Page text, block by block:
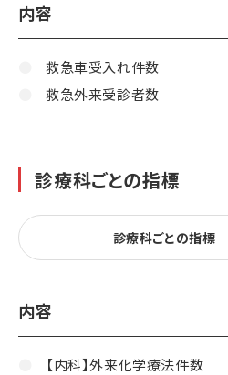
内容
救急車受入れ件数
救急外来受診者数
診療科ごとの指標
診療科ごとの指標
内容
【内科】外来化学療法件数